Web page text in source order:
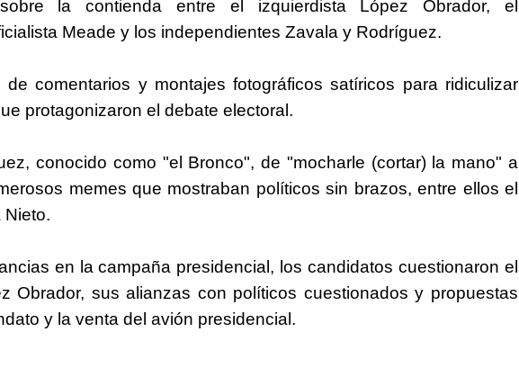
la contienda entre el izquierdista López Obrador, el
Meade y los independientes Zavala y Rodríguez.
comentarios y montajes fotográficos satíricos para ridiculizar
protagonizaron el debate electoral.
conocido como "el Bronco", de "mocharle (cortar) la mano" a
memes que mostraban políticos sin brazos, entre ellos el
Nieto.
en la campaña presidencial, los candidatos cuestionaron el
Obrador, sus alianzas con políticos cuestionados y propuestas
y la venta del avión presidencial.